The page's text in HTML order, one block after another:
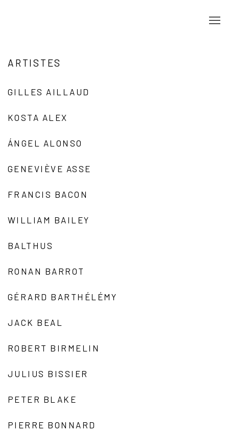
ARTISTES
GILLES AILLAUD
KOSTA ALEX
ÁNGEL ALONSO
GENEVIÈVE ASSE
FRANCIS BACON
WILLIAM BAILEY
BALTHUS
RONAN BARROT
GÉRARD BARTHÉLÉMY
JACK BEAL
ROBERT BIRMELIN
JULIUS BISSIER
PETER BLAKE
PIERRE BONNARD